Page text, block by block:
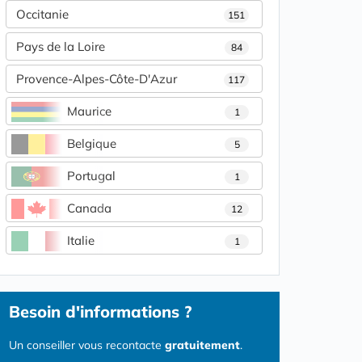
Occitanie 151
Pays de la Loire 84
Provence-Alpes-Côte-D'Azur 117
Maurice 1
Belgique 5
Portugal 1
Canada 12
Italie 1
Besoin d'informations ?
Un conseiller vous recontacte gratuitement.